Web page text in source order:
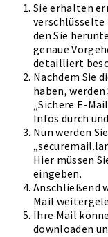
Sie erhalten
verschlüsselte
den Sie
genaue
detailliert
Nachdem Sie
haben,
„Sichere E-
Infos durch
Nun werden
Hier müssen
eingeben.
Anschließend
Mail
Ihre Mail
downloaden